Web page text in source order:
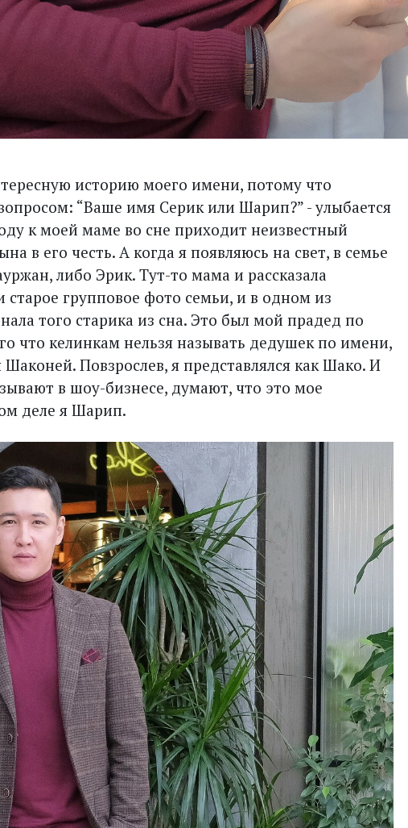
историю моего имени, потому что
“Ваше имя Серик или Шарип?” - улыбается
к моей маме во сне приходит неизвестный
в его честь. А когда я появляюсь на свет, в семье
либо Эрик. Тут-то мама и рассказала
старое групповое фото семьи, и в одном из
того старика из сна. Это был мой прадед по
что келинкам нельзя называть дедушек по имени,
Повзрослев, я представлялся как Шако. И
в шоу-бизнесе, думают, что это мое
деле я Шарип.